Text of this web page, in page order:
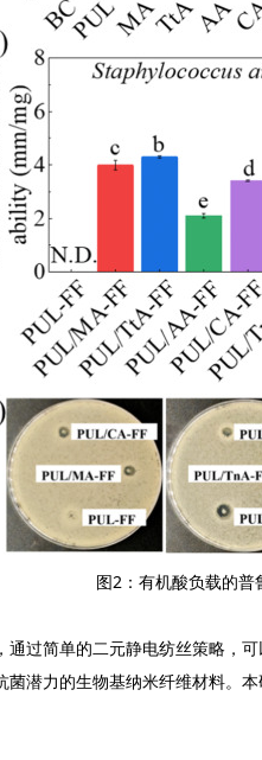
图2：有机酸负载的
通过简单的二元静电纺丝策略，
菌潜力的生物基纳米纤维材料。